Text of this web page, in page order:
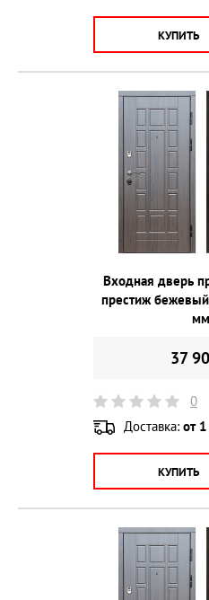
КУПИТЬ
Входная дверь
престиж
мм
37
0
Доставка: от
КУПИТЬ